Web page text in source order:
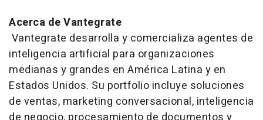
Acerca de Vantegrate
Vantegrate desarrolla y comercializa agentes de
inteligencia artificial para organizaciones
medianas y grandes en América Latina y en
Estados Unidos. Su portfolio incluye soluciones
de ventas, marketing conversacional, inteligencia